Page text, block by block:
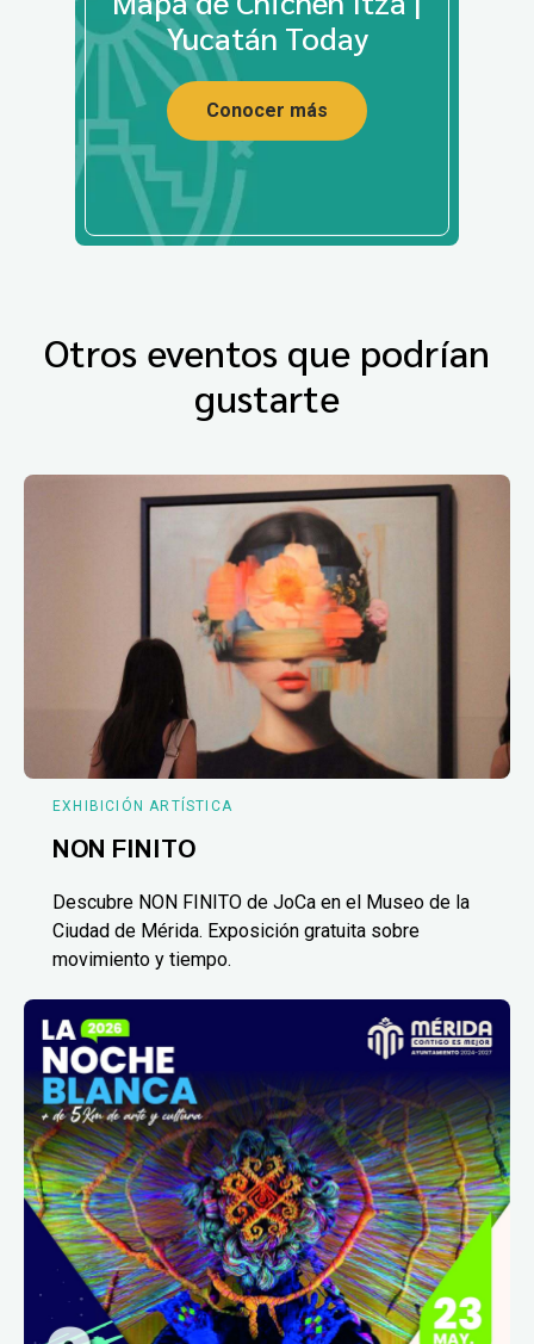
Yucatán Today
Conocer más
Otros eventos que podrían
gustarte
EXHIBICIÓN ARTÍSTICA
NON FINITO
Descubre NON FINITO de JoCa en el Museo de la
Ciudad de Mérida. Exposición gratuita sobre
movimiento y tiempo.